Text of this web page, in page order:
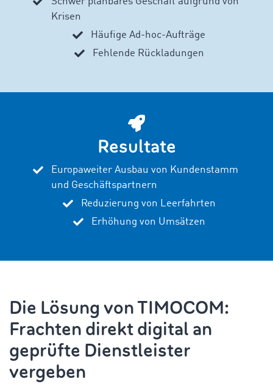
Krisen
Häufige Ad-hoc-Aufträge
Fehlende Rückladungen
Resultate
Europaweiter Ausbau von Kundenstamm
und Geschäftspartnern
Reduzierung von Leerfahrten
Erhöhung von Umsätzen
Die Lösung von TIMOCOM:
Frachten direkt digital an
geprüfte Dienstleister
vergeben